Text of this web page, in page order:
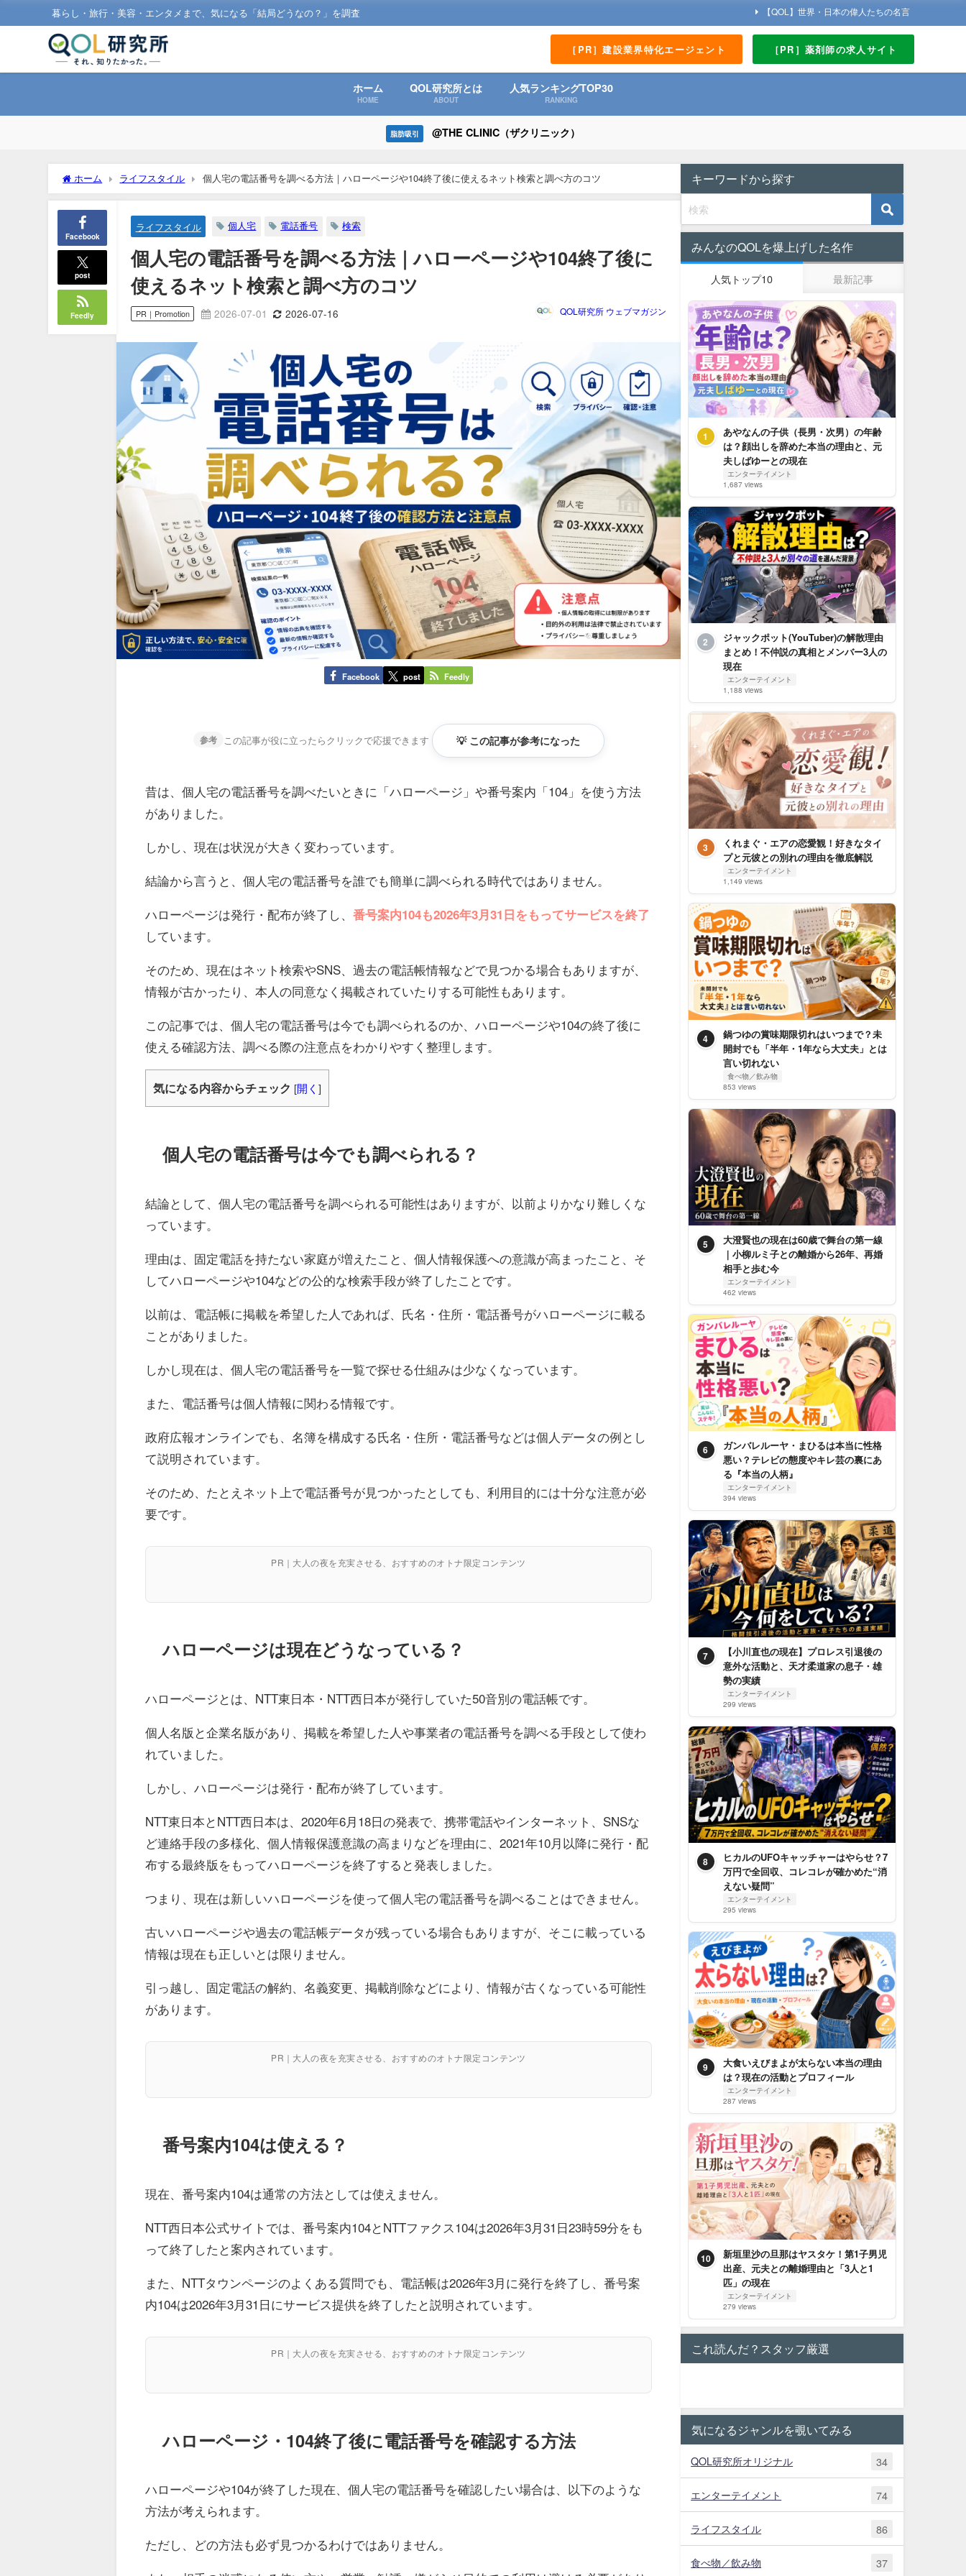
暮らし・旅行・美容・エンタメまで、気になる「結局どうなの？」を調査 【QOL】世界・日本の偉人たちの名言
［PR］建設業界特化エージェント ［PR］薬剤師の求人サイト
ホーム
HOME
QOL研究所とは
ABOUT
人気ランキングTOP30
RANKING
脂肪吸引 @THE CLINIC（ザクリニック）
ホーム ライフスタイル 個人宅の電話番号を調べる方法｜ハローページや104終了後に使えるネット検索と調べ方のコツ
Facebook
post
Feedly
ライフスタイル 個人宅 電話番号 検索
個人宅の電話番号を調べる方法｜ハローページや104終了後に
使えるネット検索と調べ方のコツ
PR｜Promotion 2026-07-01 2026-07-16 QOL研究所 ウェブマガジン
Facebook post Feedly
参考 この記事が役に立ったらクリックで応援できます 💡 この記事が参考になった
昔は、個人宅の電話番号を調べたいときに「ハローページ」や番号案内「104」を使う方法
がありました。
しかし、現在は状況が大きく変わっています。
結論から言うと、個人宅の電話番号を誰でも簡単に調べられる時代ではありません。
ハローページは発行・配布が終了し、番号案内104も2026年3月31日をもってサービスを終了
しています。
そのため、現在はネット検索やSNS、過去の電話帳情報などで見つかる場合もありますが、
情報が古かったり、本人の同意なく掲載されていたりする可能性もあります。
この記事では、個人宅の電話番号は今でも調べられるのか、ハローページや104の終了後に
使える確認方法、調べる際の注意点をわかりやすく整理します。
気になる内容からチェック [開く]
個人宅の電話番号は今でも調べられる？
結論として、個人宅の電話番号を調べられる可能性はありますが、以前よりかなり難しくな
っています。
理由は、固定電話を持たない家庭が増えたこと、個人情報保護への意識が高まったこと、そ
してハローページや104などの公的な検索手段が終了したことです。
以前は、電話帳に掲載を希望した人であれば、氏名・住所・電話番号がハローページに載る
ことがありました。
しかし現在は、個人宅の電話番号を一覧で探せる仕組みは少なくなっています。
また、電話番号は個人情報に関わる情報です。
政府広報オンラインでも、名簿を構成する氏名・住所・電話番号などは個人データの例とし
て説明されています。
そのため、たとえネット上で電話番号が見つかったとしても、利用目的には十分な注意が必
要です。
PR｜大人の夜を充実させる、おすすめのオトナ限定コンテンツ
ハローページは現在どうなっている？
ハローページとは、NTT東日本・NTT西日本が発行していた50音別の電話帳です。
個人名版と企業名版があり、掲載を希望した人や事業者の電話番号を調べる手段として使わ
れていました。
しかし、ハローページは発行・配布が終了しています。
NTT東日本とNTT西日本は、2020年6月18日の発表で、携帯電話やインターネット、SNSな
ど連絡手段の多様化、個人情報保護意識の高まりなどを理由に、2021年10月以降に発行・配
布する最終版をもってハローページを終了すると発表しました。
つまり、現在は新しいハローページを使って個人宅の電話番号を調べることはできません。
古いハローページや過去の電話帳データが残っている場合もありますが、そこに載っている
情報は現在も正しいとは限りません。
引っ越し、固定電話の解約、名義変更、掲載削除などにより、情報が古くなっている可能性
があります。
PR｜大人の夜を充実させる、おすすめのオトナ限定コンテンツ
番号案内104は使える？
現在、番号案内104は通常の方法としては使えません。
NTT西日本公式サイトでは、番号案内104とNTTファクス104は2026年3月31日23時59分をも
って終了したと案内されています。
また、NTTタウンページのよくある質問でも、電話帳は2026年3月に発行を終了し、番号案
内104は2026年3月31日にサービス提供を終了したと説明されています。
PR｜大人の夜を充実させる、おすすめのオトナ限定コンテンツ
ハローページ・104終了後に電話番号を確認する方法
ハローページや104が終了した現在、個人宅の電話番号を確認したい場合は、以下のような
方法が考えられます。
ただし、どの方法も必ず見つかるわけではありません。
キーワードから探す
みんなのQOLを爆上げした名作
人気トップ10 最新記事
1
あやなんの子供（長男・次男）の年齢
は？顔出しを辞めた本当の理由と、元
夫しばゆーとの現在
エンターテイメント
1,687 views
2
ジャックポット(YouTuber)の解散理由
まとめ！不仲説の真相とメンバー3人の
現在
エンターテイメント
1,188 views
3
くれまぐ・エアの恋愛観！好きなタイ
プと元彼との別れの理由を徹底解説
エンターテイメント
1,149 views
4
鍋つゆの賞味期限切れはいつまで？未
開封でも「半年・1年なら大丈夫」とは
言い切れない
食べ物／飲み物
853 views
5
大澄賢也の現在は60歳で舞台の第一線
｜小柳ルミ子との離婚から26年、再婚
相手と歩む今
エンターテイメント
462 views
6
ガンバレルーヤ・まひるは本当に性格
悪い？テレビの態度やキレ芸の裏にあ
る『本当の人柄』
エンターテイメント
394 views
7
【小川直也の現在】プロレス引退後の
意外な活動と、天才柔道家の息子・雄
勢の実績
エンターテイメント
299 views
8
ヒカルのUFOキャッチャーはやらせ？7
万円で全回収、コレコレが確かめた“消
えない疑問”
エンターテイメント
295 views
9
大食いえびまよが太らない本当の理由
は？現在の活動とプロフィール
エンターテイメント
287 views
10
新垣里沙の旦那はヤスタケ！第1子男児
出産、元夫との離婚理由と「3人と1
匹」の現在
エンターテイメント
279 views
これ読んだ？スタッフ厳選
気になるジャンルを覗いてみる
QOL研究所オリジナル 34
エンターテイメント 74
ライフスタイル 86
食べ物／飲み物 37